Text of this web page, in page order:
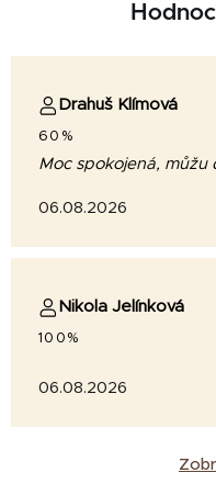
Drahuš Klímová
60%
Moc spokojená, můžu
06.08.2026
Nikola Jelínková
100%
06.08.2026